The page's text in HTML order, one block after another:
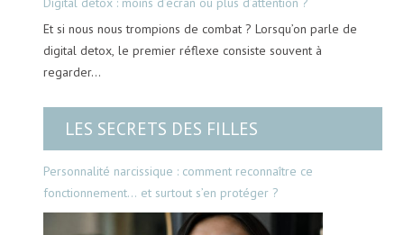
Et si nous nous trompions de combat ? Lorsqu’on parle de
digital detox, le premier réflexe consiste souvent à
regarder…
LES SECRETS DES FILLES
Personnalité narcissique : comment reconnaître ce
fonctionnement… et surtout s’en protéger ?